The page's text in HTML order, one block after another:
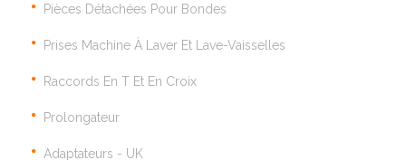
Pièces Détachées Pour Bondes
Prises Machine À Laver Et Lave-Vaisselles
Raccords En T Et En Croix
Prolongateur
Adaptateurs - UK